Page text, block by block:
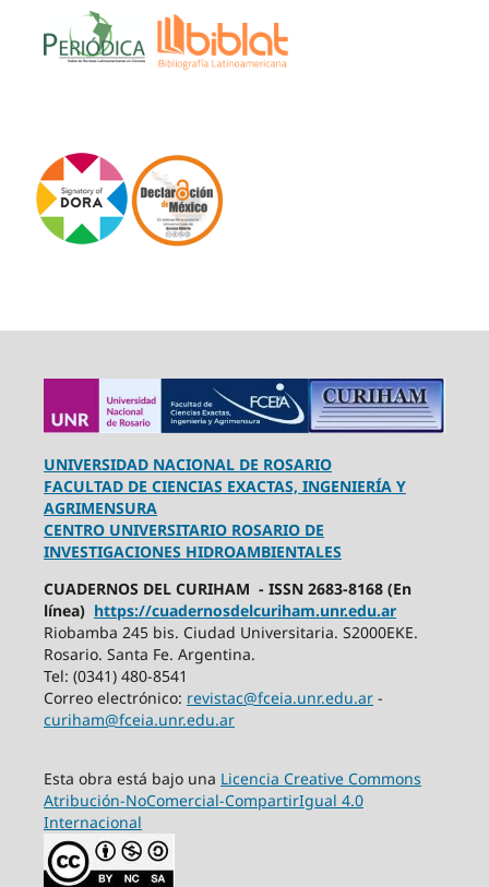
UNIVERSIDAD NACIONAL DE ROSARIO
FACULTAD DE CIENCIAS EXACTAS, INGENIERÍA Y
AGRIMENSURA
CENTRO UNIVERSITARIO ROSARIO DE
INVESTIGACIONES HIDROAMBIENTALES
CUADERNOS DEL CURIHAM - ISSN 2683-8168 (En
línea) https://cuadernosdelcuriham.unr.edu.ar
Riobamba 245 bis. Ciudad Universitaria. S2000EKE.
Rosario. Santa Fe. Argentina.
Tel: (0341) 480-8541
Correo electrónico: revistac@fceia.unr.edu.ar-
curiham@fceia.unr.edu.ar
Esta obra está bajo una Licencia Creative Commons
Atribución-NoComercial-CompartirIgual 4.0
Internacional